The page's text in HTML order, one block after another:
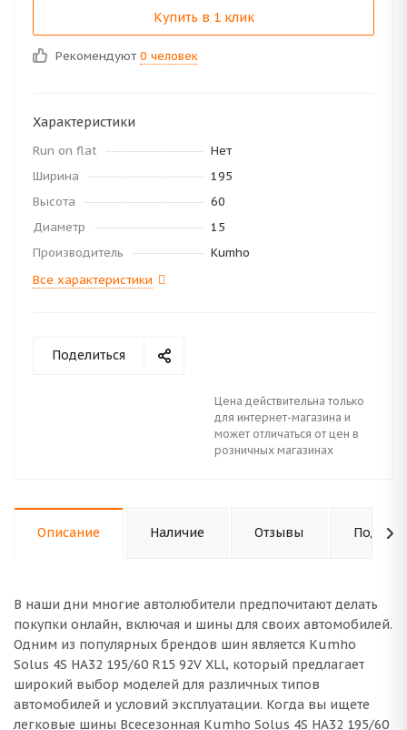
Купить в 1 клик
Рекомендуют 0 человек
Характеристики
Run on flat
Нет
Ширина
195
Высота
60
Диаметр
15
Производитель
Kumho
Все характеристики
Поделиться
Цена действительна только
для интернет-магазина и
может отличаться от цен в
розничных магазинах
Описание Наличие Отзывы
В наши дни многие автолюбители предпочитают делать
покупки онлайн, включая и шины для своих автомобилей.
Одним из популярных брендов шин является Kumho
Solus 4S HA32 195/60 R15 92V XLl, который предлагает
широкий выбор моделей для различных типов
автомобилей и условий эксплуатации. Когда вы ищете
легковые шины Всесезонная Kumho Solus 4S HA32 195/60